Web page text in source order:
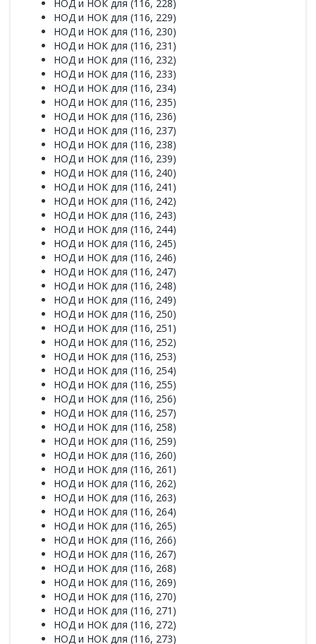
НОД и НОК для (116, 228)
НОД и НОК для (116, 229)
НОД и НОК для (116, 230)
НОД и НОК для (116, 231)
НОД и НОК для (116, 232)
НОД и НОК для (116, 233)
НОД и НОК для (116, 234)
НОД и НОК для (116, 235)
НОД и НОК для (116, 236)
НОД и НОК для (116, 237)
НОД и НОК для (116, 238)
НОД и НОК для (116, 239)
НОД и НОК для (116, 240)
НОД и НОК для (116, 241)
НОД и НОК для (116, 242)
НОД и НОК для (116, 243)
НОД и НОК для (116, 244)
НОД и НОК для (116, 245)
НОД и НОК для (116, 246)
НОД и НОК для (116, 247)
НОД и НОК для (116, 248)
НОД и НОК для (116, 249)
НОД и НОК для (116, 250)
НОД и НОК для (116, 251)
НОД и НОК для (116, 252)
НОД и НОК для (116, 253)
НОД и НОК для (116, 254)
НОД и НОК для (116, 255)
НОД и НОК для (116, 256)
НОД и НОК для (116, 257)
НОД и НОК для (116, 258)
НОД и НОК для (116, 259)
НОД и НОК для (116, 260)
НОД и НОК для (116, 261)
НОД и НОК для (116, 262)
НОД и НОК для (116, 263)
НОД и НОК для (116, 264)
НОД и НОК для (116, 265)
НОД и НОК для (116, 266)
НОД и НОК для (116, 267)
НОД и НОК для (116, 268)
НОД и НОК для (116, 269)
НОД и НОК для (116, 270)
НОД и НОК для (116, 271)
НОД и НОК для (116, 272)
НОД и НОК для (116, 273)